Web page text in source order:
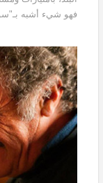
فهو شيء أشبه